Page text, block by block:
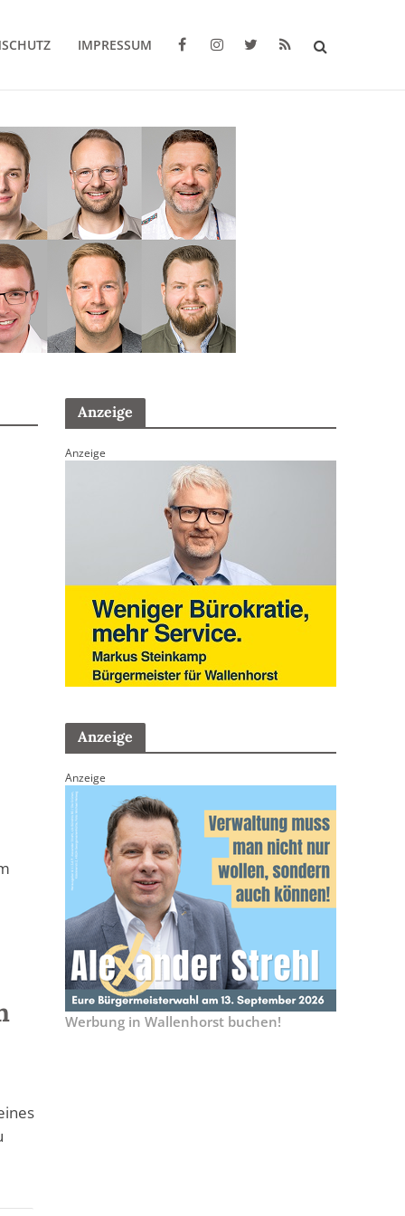
IMPRESSUM
Anzeige
Anzeige
Anzeige
Anzeige
Werbung in Wallenhorst buchen!